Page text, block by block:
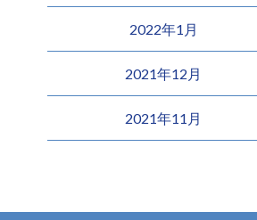
2022年1月
2021年12月
2021年11月